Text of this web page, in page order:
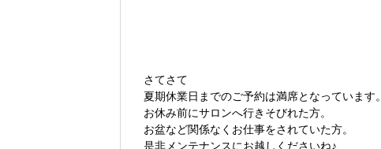
さてさて
夏期休業日までのご予約は満席となっています。
お休み前にサロンへ行きそびれた方。
お盆など関係なくお仕事をされていた方。
是非メンテナンスにお越しくださいね♪